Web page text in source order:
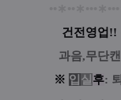
건전영업!!
과음,무단
※ 입 실 후: